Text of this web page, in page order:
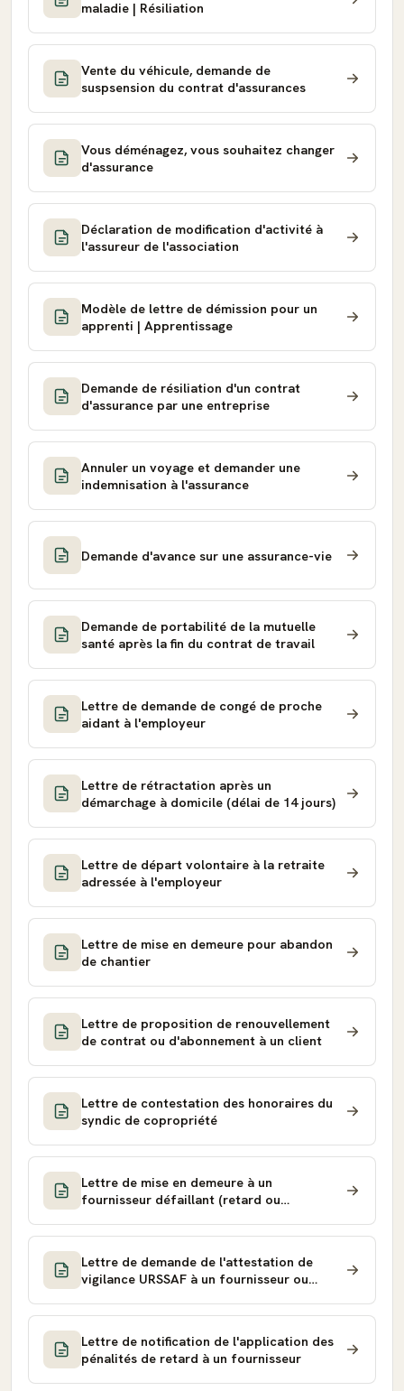
maladie | Résiliation
Vente du véhicule, demande de
suspsension du contrat d'assurances
Vous déménagez, vous souhaitez changer
d'assurance
Déclaration de modification d'activité à
l'assureur de l'association
Modèle de lettre de démission pour un
apprenti | Apprentissage
Demande de résiliation d'un contrat
d'assurance par une entreprise
Annuler un voyage et demander une
indemnisation à l'assurance
Demande d'avance sur une assurance-vie
Demande de portabilité de la mutuelle
santé après la fin du contrat de travail
Lettre de demande de congé de proche
aidant à l'employeur
Lettre de rétractation après un
démarchage à domicile (délai de 14 jours)
Lettre de départ volontaire à la retraite
adressée à l'employeur
Lettre de mise en demeure pour abandon
de chantier
Lettre de proposition de renouvellement
de contrat ou d'abonnement à un client
Lettre de contestation des honoraires du
syndic de copropriété
Lettre de mise en demeure à un
fournisseur défaillant (retard ou
Lettre de demande de l'attestation de
vigilance URSSAF à un fournisseur ou
Lettre de notification de l'application des
pénalités de retard à un fournisseur